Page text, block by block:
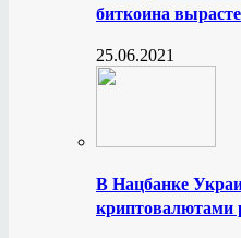
биткоина
25.06.2021
В Нацбанке
криптовалютами